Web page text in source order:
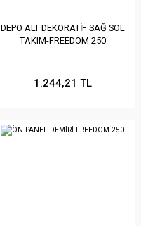
DEPO ALT DEKORATİF SAĞ SOL
TAKIM-FREEDOM 250
1.244,21 TL